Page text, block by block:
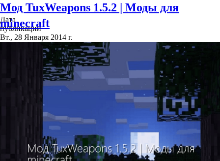
Мод TuxWeapons 1.5.2 | Моды для
minecraft
Дата
публикации
Вт., 28 Января 2014 г.